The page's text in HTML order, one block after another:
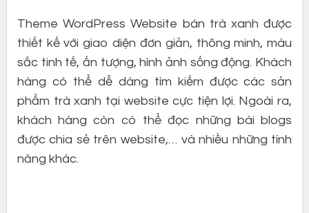
Theme WordPress Website bán trà xanh được
thiết kế với giao diện đơn giản, thông minh, màu
sắc tinh tế, ấn tượng, hình ảnh sống động. Khách
hàng có thể dễ dàng tìm kiếm được các sản
phẩm trà xanh tại website cực tiện lợi. Ngoài ra,
khách hàng còn có thể đọc những bài blogs
được chia sẻ trên website,… và nhiều những tính
năng khác.